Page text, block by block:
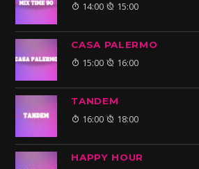
14:00 15:00
CASA PALERMO
15:00 16:00
TANDEM
16:00 18:00
HAPPY HOUR